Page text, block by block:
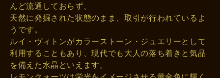
んど流通しておらず、
天然に発掘された状態のまま、取引が行われているよ
うです。
ルイ・ヴィトンがカラーストーン・ジュエリーとして
利用することもあり、現代でも大人の落ち着きと気品
を備えた水晶といえます。